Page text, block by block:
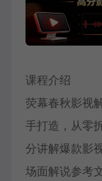
课程介绍
荧幕春秋影视
手打造，从零
分讲解爆款影
场面解说参考